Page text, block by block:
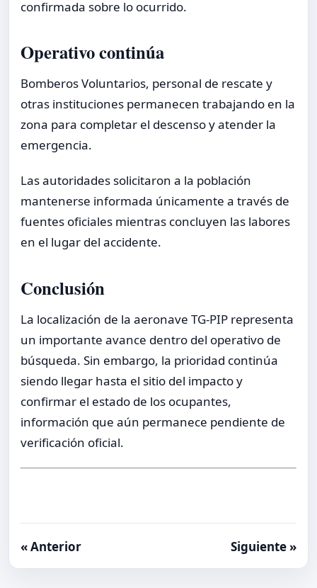
confirmada sobre lo ocurrido.
Operativo continúa
Bomberos Voluntarios, personal de rescate y
otras instituciones permanecen trabajando en la
zona para completar el descenso y atender la
emergencia.
Las autoridades solicitaron a la población
mantenerse informada únicamente a través de
fuentes oficiales mientras concluyen las labores
en el lugar del accidente.
Conclusión
La localización de la aeronave TG-PIP representa
un importante avance dentro del operativo de
búsqueda. Sin embargo, la prioridad continúa
siendo llegar hasta el sitio del impacto y
confirmar el estado de los ocupantes,
información que aún permanece pendiente de
verificación oficial.
« Anterior Siguiente »